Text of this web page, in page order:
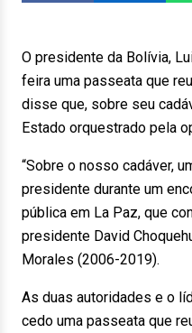
O presidente da Bolívia,
feira uma passeata que
disse que, sobre seu
Estado orquestrado pela
“Sobre o nosso cadáver,
presidente durante um
pública em La Paz, que
presidente David
Morales (2006-2019).
As duas autoridades e o
cedo uma passeata que